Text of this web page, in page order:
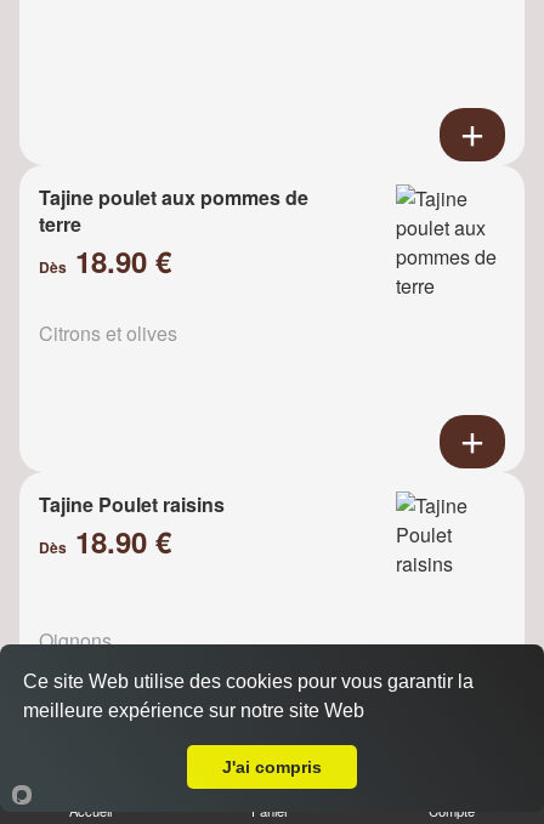
Tajine poulet aux pommes de
terre
Dès 18.90 €
Citrons et olives
Tajine Poulet raisins
Dès 18.90 €
Oignons
Tajine de poulet pruneaux et
Accueil Panier Compte
Ce site Web utilise des cookies pour vous garantir la
meilleure expérience sur notre site Web
J'ai compris